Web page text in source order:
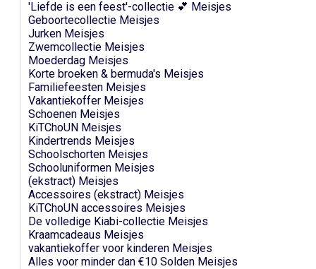
'Liefde is een feest'-collectie 💕 Meisjes
Geboortecollectie Meisjes
Jurken Meisjes
Zwemcollectie Meisjes
Moederdag Meisjes
Korte broeken & bermuda's Meisjes
Familiefeesten Meisjes
Vakantiekoffer Meisjes
Schoenen Meisjes
KiTChoUN Meisjes
Kindertrends Meisjes
Schoolschorten Meisjes
Schooluniformen Meisjes
(ekstract) Meisjes
Accessoires (ekstract) Meisjes
KiTChoUN accessoires Meisjes
De volledige Kiabi-collectie Meisjes
Kraamcadeaus Meisjes
vakantiekoffer voor kinderen Meisjes
Alles voor minder dan €10 Solden Meisjes